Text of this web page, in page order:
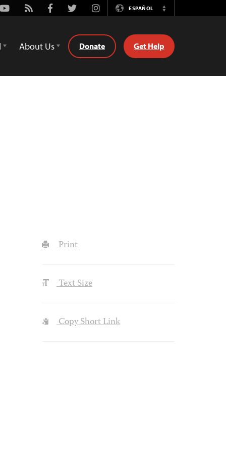
Youtube
Rss FacebookTwitterInstagramESPAÑOL
Switch
About Us Donate Get Help
Print
Text Size
Copy Short Link